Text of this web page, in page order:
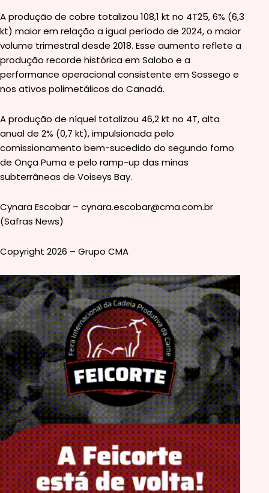
A produção de cobre totalizou 108,1 kt no 4T25, 6% (6,3
kt) maior em relação a igual período de 2024, o maior
volume trimestral desde 2018. Esse aumento reflete a
produção recorde histórica em Salobo e a
performance operacional consistente em Sossego e
nos ativos polimetálicos do Canadá.
A produção de níquel totalizou 46,2 kt no 4T, alta
anual de 2% (0,7 kt), impulsionada pelo
comissionamento bem-sucedido do segundo forno
de Onça Puma e pelo ramp-up das minas
subterrâneas de Voiseys Bay.
Cynara Escobar – cynara.escobar@cma.com.br
(Safras News)
Copyright 2026 – Grupo CMA